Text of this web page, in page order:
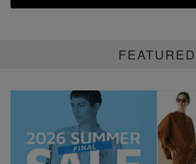
FEATURED